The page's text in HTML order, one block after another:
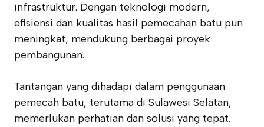
infrastruktur. Dengan teknologi modern,
efisiensi dan kualitas hasil pemecahan batu pun
meningkat, mendukung berbagai proyek
pembangunan.
Tantangan yang dihadapi dalam penggunaan
pemecah batu, terutama di Sulawesi Selatan,
memerlukan perhatian dan solusi yang tepat.